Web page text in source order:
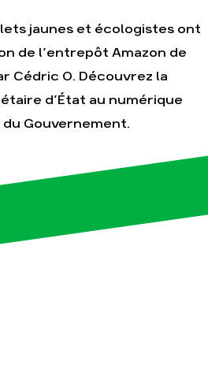
Nos
thématiques
Climat – Énergie
Agriculture
jaunes et écologistes ont
de l’entrepôt Amazon de
Cédric O. Découvrez la
d’État au numérique
Gouvernement.